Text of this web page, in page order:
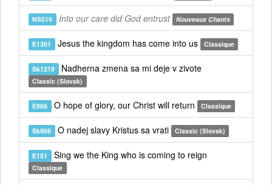
NS510 Into our care did God entrust Nouveaux Chants
E1301 Jesus the kingdom has come into us Classique
Sk1219 Nadherna zmena sa mi deje v zivote
Classic (Slovak)
E966 O hope of glory, our Christ will return Classique
Sk966 O nadej slavy Kristus sa vrati Classic (Slovak)
E151 Sing we the King who is coming to reign
Classique